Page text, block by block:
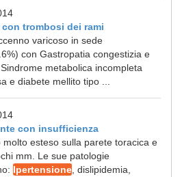
trombosi dei rami
varicoso in sede
con Gastropatia congestizia e
metabolica incompleta
e diabete mellito tipo ...
con insufficienza
molto esteso sulla parete toracica e
mm. Le sue patologie
Ipertensione , dislipidemia,